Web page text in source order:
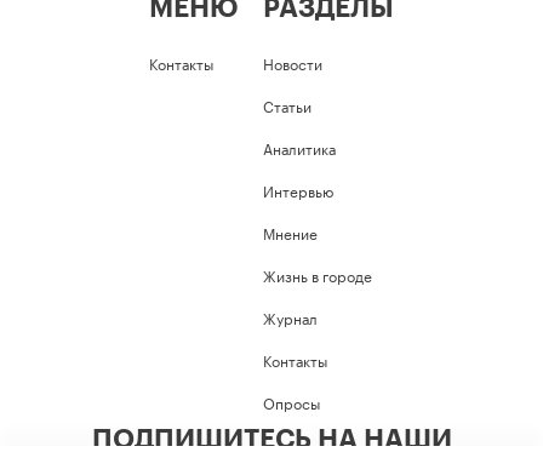
МЕНЮ
Контакты
РАЗДЕЛЫ
Новости
Статьи
Аналитика
Интервью
Мнение
Жизнь в городе
Журнал
Контакты
Опросы
ПОДПИШИТЕСЬ НА НАШИ